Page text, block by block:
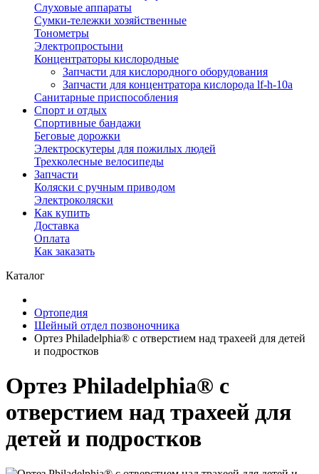
Слуховые аппараты
Сумки-тележки хозяйственные
Тонометры
Электропростыни
Концентраторы кислородные
Запчасти для кислородного оборудования
Запчасти для концентратора кислорода lf-h-10a
Санитарные приспособления
Спорт и отдых
Спортивные бандажи
Беговые дорожки
Электроскутеры для пожилых людей
Трехколесные велосипеды
Запчасти
Коляски с ручным приводом
Электроколяски
Как купить
Доставка
Оплата
Как заказать
Каталог
Ортопедия
Шейный отдел позвоночника
Ортез Philadelphia® с отверстием над трахеей для детей
и подростков
Ортез Philadelphia® с
отверстием над трахеей для
детей и подростков